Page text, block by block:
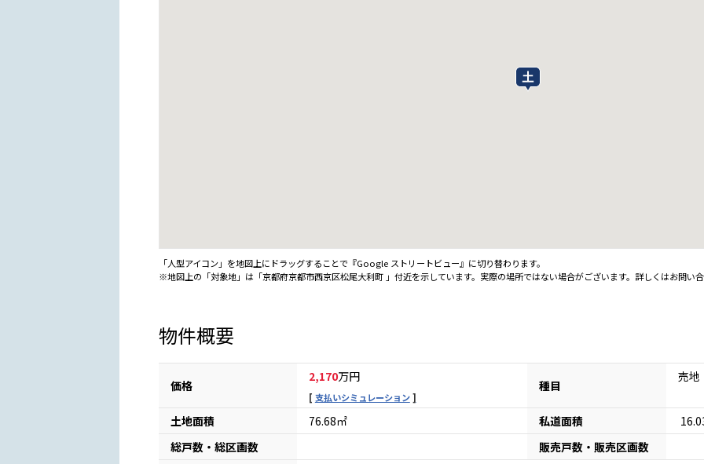
「人型アイコン」を地図上にドラッグすることで『Google ストリートビュー』に切り替わります。
※地図上の「対象地」は「京都府京都市西京区松尾大利町 」付近を示しています。実際の場所ではない場合がございます。詳しくはお問い合
物件概要
価格
2,170万円
支払いシミュレーション
種目
売地
土地面積 76.68㎡ 私道面積
総戸数・総区画数
販売戸数・販売区画数